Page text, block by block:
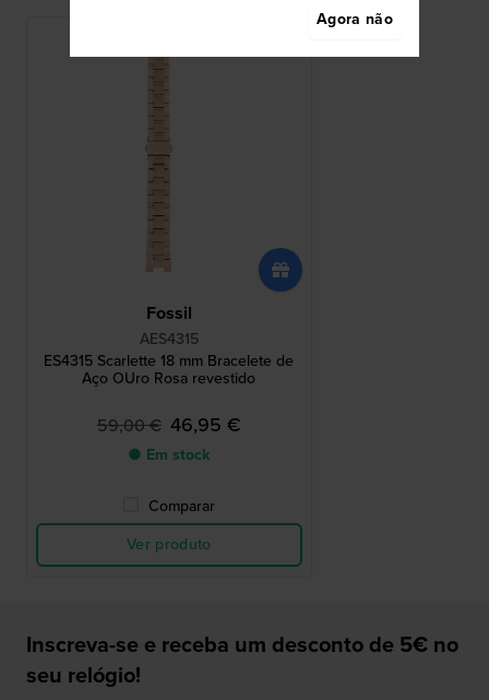
Fossil
AES4315
ES4315 Scarlette 18 mm Bracelete de
Aço OUro Rosa revestido
59,00 € 46,95 €
● Em stock
Comparar
Ver produto
Inscreva-se e receba um desconto de 5€ no
seu relógio!
Agora não